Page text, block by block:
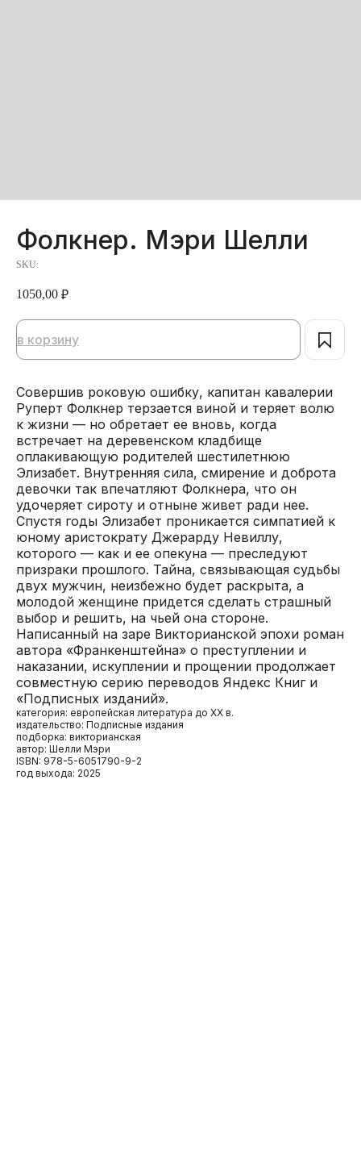
Фолкнер. Мэри Шелли
SKU:
1050,00 ₽
в корзину
Совершив роковую ошибку, капитан кавалерии
Руперт Фолкнер терзается виной и теряет волю
к жизни — но обретает ее вновь, когда
встречает на деревенском кладбище
оплакивающую родителей шестилетнюю
Элизабет. Внутренняя сила, смирение и доброта
девочки так впечатляют Фолкнера, что он
удочеряет сироту и отныне живет ради нее.
Спустя годы Элизабет проникается симпатией к
юному аристократу Джерарду Невиллу,
которого — как и ее опекуна — преследуют
призраки прошлого. Тайна, связывающая судьбы
двух мужчин, неизбежно будет раскрыта, а
молодой женщине придется сделать страшный
выбор и решить, на чьей она стороне.
Написанный на заре Викторианской эпохи роман
автора «Франкенштейна» о преступлении и
наказании, искуплении и прощении продолжает
совместную серию переводов Яндекс Книг и
«Подписных изданий».
категория: европейская литература до XX в.
издательство: Подписные издания
подборка: викторианская
автор: Шелли Мэри
ISBN: 978-5-6051790-9-2
год выхода: 2025